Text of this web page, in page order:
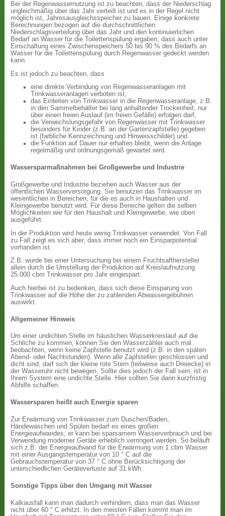
Bei der Regenwassernutzung ist zu beachten, dass der Niederschlag
ungleichmäßig über das Jahr verteilt ist und es in der Regel nicht
möglich ist, Jahresausgleichsspeicher zu bauen. Einige konkrete
Berechnungen bezogen auf die durchschnittlichen
Niederschlagsverteilung über das Jahr und den kontinuierlichen
Bedarf an Wasser für die Toilettenspülung ergaben, dass auch unter
Einschaltung eines Zwischenspeichers 50 bis 90 % des Bedarfs an
Wasser für die Toilettenspülung durch Regenwasser gedeckt werden
kann.
Es ist jedoch zu beachten, dass
eine direkte Verbindung von Regenwasseranlagen mit
Trinkwasseranlagen verboten ist,
das Einleiten von Trinkwasser in die Regenwasseranlage, z.B.
in den Sammelbehälter bei lang anhaltender Trockenheit, nur
über einen freien Auslauf (im freien Gefälle) erfolgen darf,
die Verwechslungsgefahr von Regenwasser mit Trinkwasser
besonders für Kinder (z.B. an der Gartenzapfstelle) gegeben
ist (farbliche Kennzeichnung und Hinweisschilder) und
die Funktion auf Dauer nur erhalten bleibt, wenn die Anlage
regelmäßig und ordnungsgemäß gewartet wird.
Wassersparmaßnahmen bei Großgewerbe und Industrie
Großgewerbe und Industrie beziehen auch Wasser aus der
öffentlichen Wasserversorgung. Sie benutzen das Trinkwasser im
wesentlichen in Bereichen, für die es auch in Haushalten und
Kleingewerbe benutzt wird. Für diese Bereiche gelten die selben
Möglichkeiten wie für den Haushalt und Kleingewerbe, wie oben
ausgeführt.
In der Produktion wird heute wenig Trinkwasser verwendet. Von Fall
zu Fall zeigt es sich aber, dass immer noch ein Einsparpotential
vorhanden ist.
Z.B. wurde bei einer Untersuchung bei einem Fruchtsafthersteller
allein durch die Umstellung der Produktion auf Kreislaufnutzung
25.000 cbm Trinkwasser pro Jahr eingespart.
Auch hierbei ist zu bedenken, dass sich diese Einsparung von
Trinkwasser auf die Höhe der zu zahlenden Abwassergebühren
auswirkt.
Allgemeiner Hinweis
Um einer undichten Stelle im häuslichen Wasserkreislauf auf die
Schliche zu kommen, können Sie den Wasserzähler auch mal
beobachten, wenn keine Zapfstelle benutzt wird (z.B. in den späten
Abend- oder Nachtstunden). Wenn alle Zapfstellen geschlossen und
dicht sind, darf sich der kleine rote Stern (teilweise auch Dreiecke) in
der Wasseruhr nicht bewegen. Sollte dies jedoch der Fall sein, ist in
Ihrem System eine undichte Stelle. Hier sollten Sie dann kurzfristig
Abhilfe schaffen.
Wassersparen heißt auch Energie sparen
Zur Erwärmung von Trinkwasser zum Duschen/Baden,
Händewaschen und Spülen bedarf es eines großen
Energieaufwandes; er kann bei sparsamem Wasserverbrauch und bei
Verwendung moderner Geräte erheblich verringert werden. So beläuft
sich z.B. der Energieaufwand für die Erwärmung von 1 cbm Wasser
mit einer Ausgangstemperatur von 10 ° C auf die
Gebrauchstemperatur von 37 ° C ohne Berücksichtigung der
unterschiedlichen Geräteverluste auf 31 kWh.
Sonstige Tipps über den Umgang mit Wasser
Kalkausfall kann man dadurch verhindern, dass man das Wasser
nicht über 60 ° C erhitzt. In den meisten Fällen kommt man im